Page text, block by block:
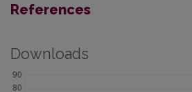
References
Downloads